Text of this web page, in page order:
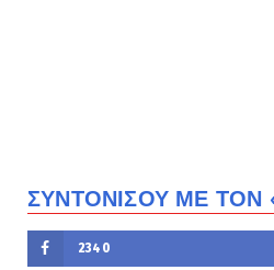
ΣΥΝΤΟΝΙΣΟΥ ΜΕ ΤΟΝ
2340